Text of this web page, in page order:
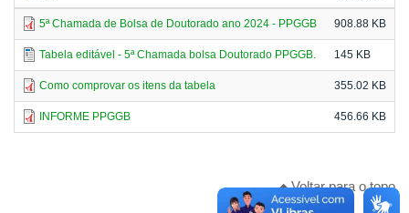
5ª Chamada de Bolsa de Doutorado ano 2024 - PPGGB 908.88 KB
Tabela editável - 5ª Chamada bolsa Doutorado PPGGB. 145 KB
Como comprovar os itens da tabela 355.02 KB
INFORME PPGGB 456.66 KB
Voltar para o topo